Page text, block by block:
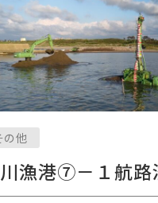
の他
漁港⑦－１航路